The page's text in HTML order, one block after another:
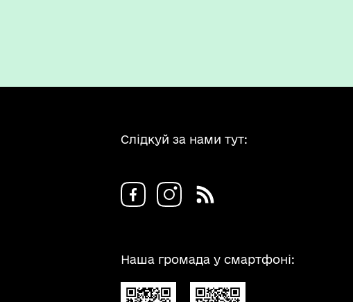
розміру бюджетного
Слідкуй за нами тут:
Наша громада у смартфоні: